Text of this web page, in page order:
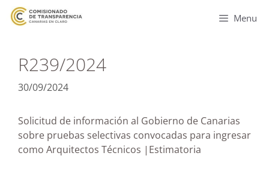
Menu
R239/2024
30/09/2024
Solicitud de información al Gobierno de Canarias
sobre pruebas selectivas convocadas para ingresar
como Arquitectos Técnicos |Estimatoria